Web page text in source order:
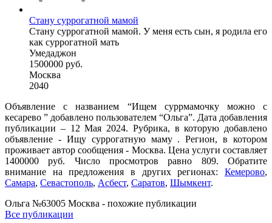
Стану суррогатной мамой
Стану суррогатной мамой. У меня есть сын, я родила его
как суррогатной мать
Умедаджон
1500000 руб.
Москва
2040
Объявление с названием “Ищем суррмамочку можно с
кесарево ” добавлено пользователем “Ольга”. Дата добавления
публикации – 12 Мая 2024. Рубрика, в которую добавлено
объявление - Ищу суррогатную маму . Регион, в котором
проживает автор сообщения - Москва. Цена услуги составляет
1400000 руб. Число просмотров равно 809. Обратите
внимание на предложения в других регионах: Кемерово,
Самара, Севастополь, Асбест, Саратов, Шымкент.
Ольга №63005 Москва - похожие публикации
Все публикации